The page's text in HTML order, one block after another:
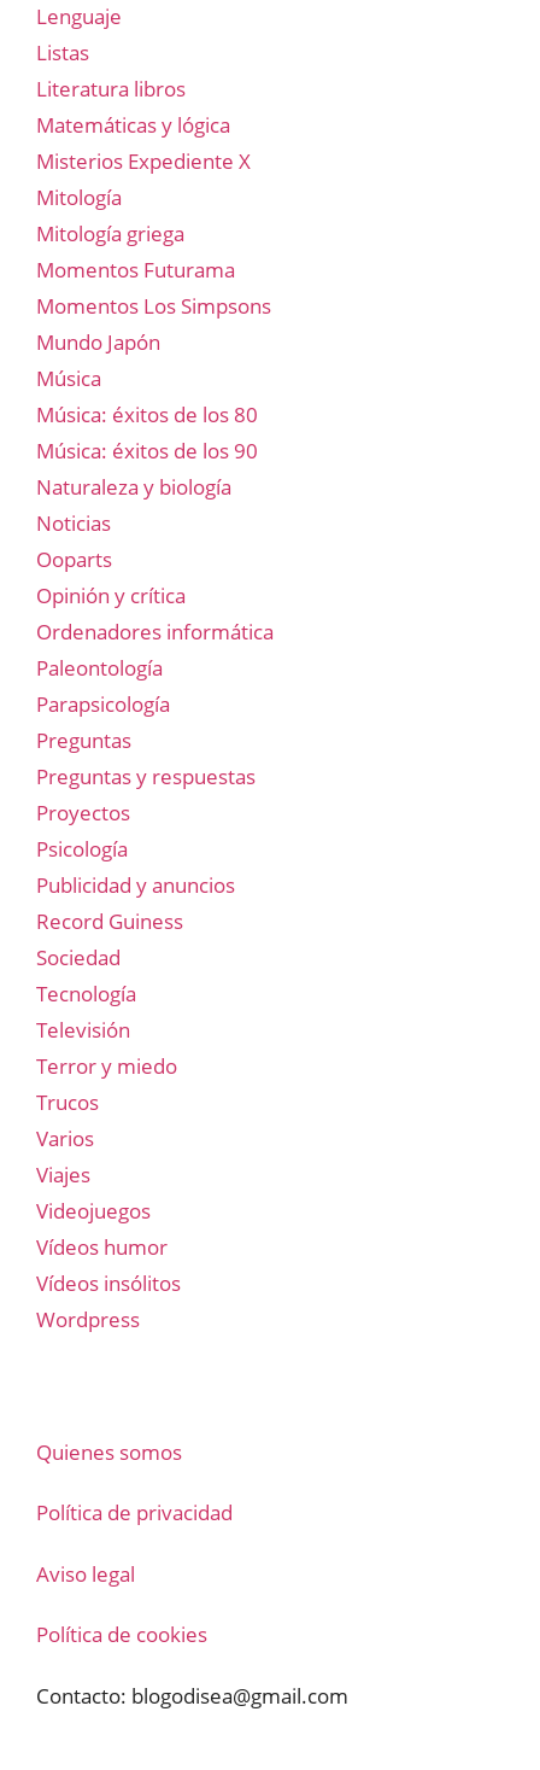
Lenguaje
Listas
Literatura libros
Matemáticas y lógica
Misterios Expediente X
Mitología
Mitología griega
Momentos Futurama
Momentos Los Simpsons
Mundo Japón
Música
Música: éxitos de los 80
Música: éxitos de los 90
Naturaleza y biología
Noticias
Ooparts
Opinión y crítica
Ordenadores informática
Paleontología
Parapsicología
Preguntas
Preguntas y respuestas
Proyectos
Psicología
Publicidad y anuncios
Record Guiness
Sociedad
Tecnología
Televisión
Terror y miedo
Trucos
Varios
Viajes
Videojuegos
Vídeos humor
Vídeos insólitos
Wordpress
Quienes somos
Política de privacidad
Aviso legal
Política de cookies
Contacto: blogodisea@gmail.com